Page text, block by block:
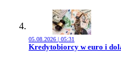
05.08.2026 | 05:31
Przejdź do artykułu:
Kredytobiorcy w euro i